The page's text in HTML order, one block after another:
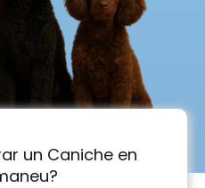
un Caniche en